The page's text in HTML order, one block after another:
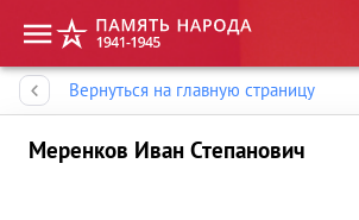
Вернуться на главную страницу
Меренков Иван Степанович
Память народа